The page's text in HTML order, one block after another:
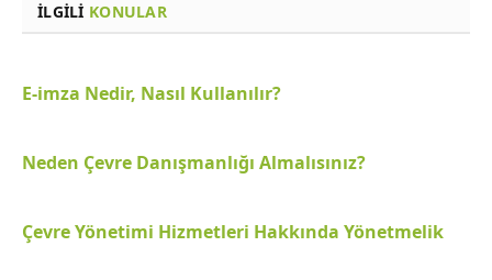
İLGILI KONULAR
E-imza Nedir, Nasıl Kullanılır?
Neden Çevre Danışmanlığı Almalısınız?
Çevre Yönetimi Hizmetleri Hakkında Yönetmelik